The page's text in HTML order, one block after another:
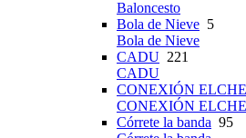
Baloncesto
Bola de Nieve 5
Bola de Nieve
CADU 221
CADU
CONEXIÓN
CONEXIÓN
Córrete la banda 95